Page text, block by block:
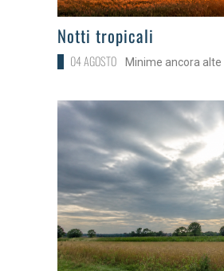
>
Notti tropicali
04 AGOSTO Minime ancora alte